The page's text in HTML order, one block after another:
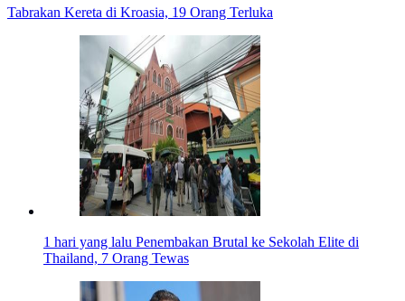
Tabrakan Kereta di Kroasia, 19 Orang Terluka
1 hari yang lalu Penembakan Brutal ke Sekolah Elite di
Thailand, 7 Orang Tewas